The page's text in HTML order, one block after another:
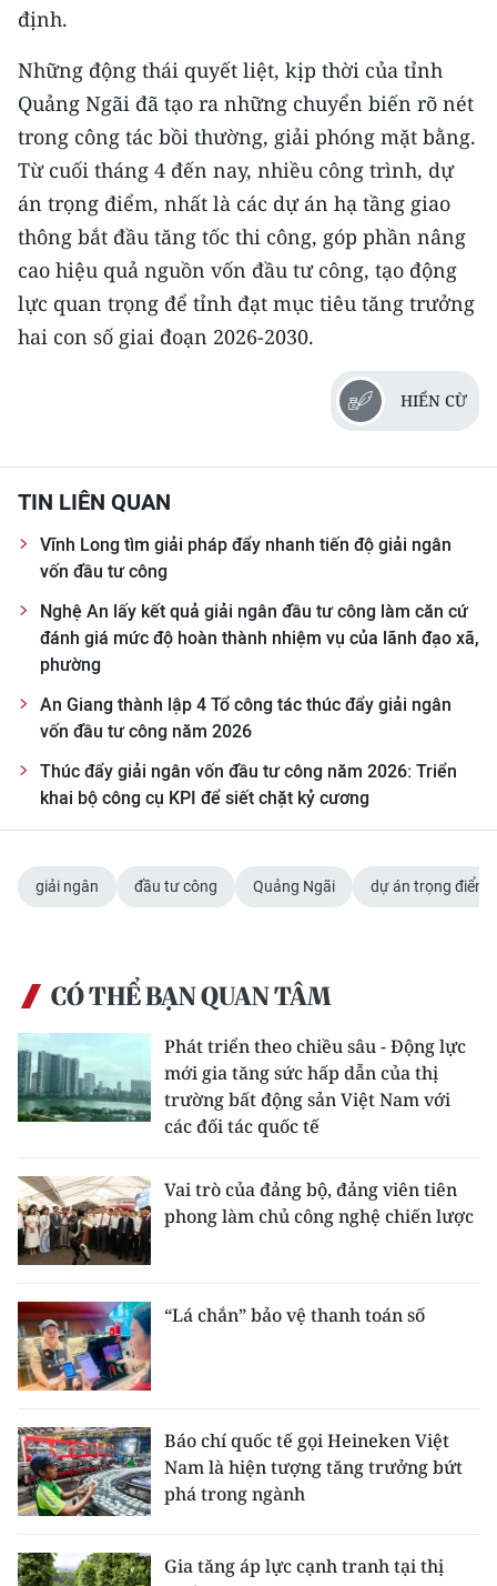
định.
Những động thái quyết liệt, kịp thời của tỉnh
Quảng Ngãi đã tạo ra những chuyển biến rõ nét
trong công tác bồi thường, giải phóng mặt bằng.
Từ cuối tháng 4 đến nay, nhiều công trình, dự
án trọng điểm, nhất là các dự án hạ tầng giao
thông bắt đầu tăng tốc thi công, góp phần nâng
cao hiệu quả nguồn vốn đầu tư công, tạo động
lực quan trọng để tỉnh đạt mục tiêu tăng trưởng
hai con số giai đoạn 2026-2030.
HIỂN CỪ
TIN LIÊN QUAN
Vĩnh Long tìm giải pháp đẩy nhanh tiến độ giải ngân
vốn đầu tư công
Nghệ An lấy kết quả giải ngân đầu tư công làm căn cứ
đánh giá mức độ hoàn thành nhiệm vụ của lãnh đạo xã,
phường
An Giang thành lập 4 Tổ công tác thúc đẩy giải ngân
vốn đầu tư công năm 2026
Thúc đẩy giải ngân vốn đầu tư công năm 2026: Triển
khai bộ công cụ KPI để siết chặt kỷ cương
giải ngân đầu tư công Quảng Ngãi dự án trọng điểm
CÓ THỂ BẠN QUAN TÂM
Phát triển theo chiều sâu - Động lực
mới gia tăng sức hấp dẫn của thị
trường bất động sản Việt Nam với
các đối tác quốc tế
Vai trò của đảng bộ, đảng viên tiên
phong làm chủ công nghệ chiến lược
“Lá chắn” bảo vệ thanh toán số
Báo chí quốc tế gọi Heineken Việt
Nam là hiện tượng tăng trưởng bứt
phá trong ngành
Gia tăng áp lực cạnh tranh tại thị